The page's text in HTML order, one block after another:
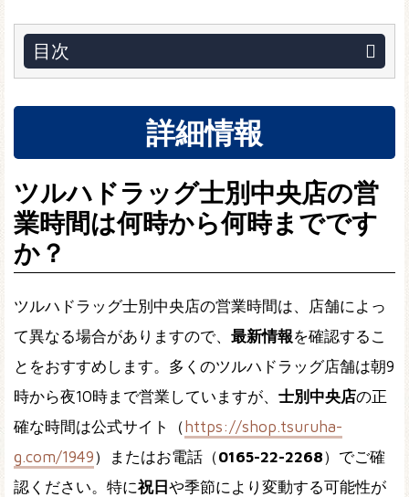
目次
詳細情報
ツルハドラッグ士別中央店の営
業時間は何時から何時までです
か？
ツルハドラッグ士別中央店の営業時間は、店舗によっ
て異なる場合がありますので、 最新情報を確認するこ
とをおすすめします。多くのツルハドラッグ店舗は朝9
時から夜10時まで営業していますが、 士別中央店の正
確な時間は公式サイト（https://shop.tsuruha-
g.com/1949）またはお電話（0165-22-2268）でご確
認ください。特に祝日や季節により変動する可能性が